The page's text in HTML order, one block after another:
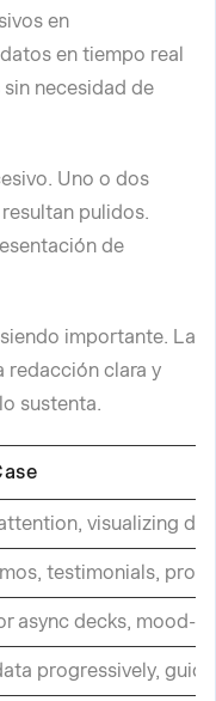
en
en tiempo real
necesidad de
Uno o dos
pulidos.
de
importante. La
redacción clara y
sustenta.
visualizing
testimonials,
async decks, mood-
progressively,